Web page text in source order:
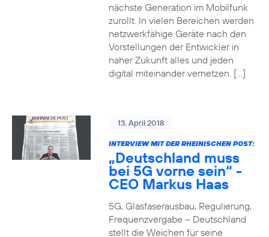
nächste Generation im Mobilfunk
zurollt. In vielen Bereichen werden
netzwerkfähige Geräte nach den
Vorstellungen der Entwickler in
naher Zukunft alles und jeden
digital miteinander vernetzen. […]
13. April 2018
INTERVIEW MIT DER RHEINISCHEN POST:
„Deutschland muss
bei 5G vorne sein“ -
CEO Markus Haas
5G, Glasfaserausbau, Regulierung,
Frequenzvergabe – Deutschland
stellt die Weichen für seine